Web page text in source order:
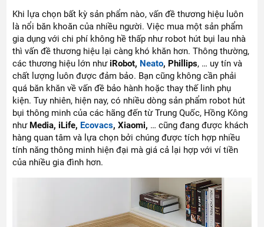
Khi lựa chọn bất kỳ sản phẩm nào, vấn đề thương hiệu luôn
là nổi băn khoăn của nhiều người. Việc mua một sản phẩm
gia dụng với chi phí không hề thấp như robot hút bụi lau nhà
thì vấn đề thương hiệu lại càng khó khăn hơn. Thông thường,
các thương hiệu lớn nhưiRobot, Neato, Phillips, … uy tín và
chất lượng luôn được đảm bảo. Bạn cũng không cần phải
quá băn khăn về vấn đề bảo hành hoặc thay thế linh phụ
kiện. Tuy nhiên, hiện nay, có nhiều dòng sản phẩm robot hút
bụi thông minh của các hãng đến từ Trung Quốc, Hồng Kông
như Media, iLife, Ecovacs, Xiaomi, … cũng đang được khách
hàng quan tâm và lựa chọn bởi chúng được tích hợp nhiều
tính năng thông minh hiện đại mà giá cả lại hợp với ví tiền
của nhiều gia đình hơn.